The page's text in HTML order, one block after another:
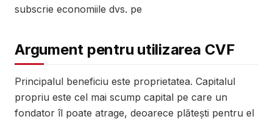
subscrie economiile dvs. pe
Argument pentru utilizarea CVF
Principalul beneficiu este proprietatea. Capitalul
propriu este cel mai scump capital pe care un
fondator îl poate atrage, deoarece plătești pentru el